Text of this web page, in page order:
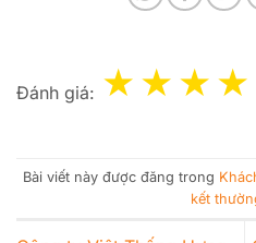
Đánh giá:
Bài viết này được đăng trong
kết